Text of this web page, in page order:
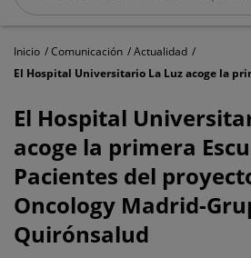
Inicio Comunicación
Actualidad
Hospital
Universitario
La
Luz
acoge
la
Escuela
El Hospital
acoge la primera
Pacientes del
Oncology Madrid-
Quirónsalud